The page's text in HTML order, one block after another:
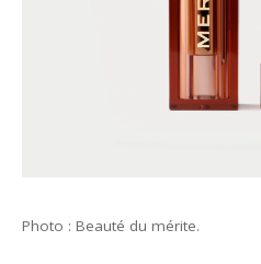
Photo : Beauté du mérite.